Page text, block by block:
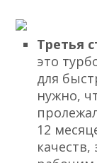
Третья
это
для
нужно,
12